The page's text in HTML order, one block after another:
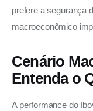
prefere a segurança
macroeconômico
Cenário
Entenda o
A performance do